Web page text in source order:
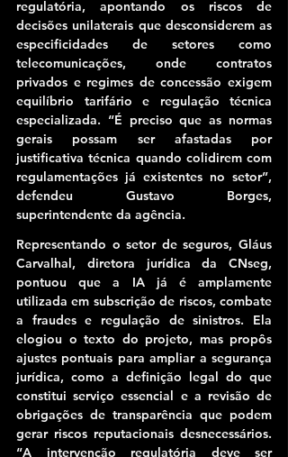
regulatória, apontando os riscos de
decisões unilaterais que desconsiderem as
especificidades de setores como
telecomunicações, onde contratos
privados e regimes de concessão exigem
equilíbrio tarifário e regulação técnica
especializada. “É preciso que as normas
gerais possam ser afastadas por
justificativa técnica quando colidirem com
regulamentações já existentes no setor”,
defendeu Gustavo Borges,
superintendente da agência.
Representando o setor de seguros, Gláus
Carvalhal, diretora jurídica da CNseg,
pontuou que a IA já é amplamente
utilizada em subscrição de riscos, combate
a fraudes e regulação de sinistros. Ela
elogiou o texto do projeto, mas propôs
ajustes pontuais para ampliar a segurança
jurídica, como a definição legal do que
constitui serviço essencial e a revisão de
obrigações de transparência que podem
gerar riscos reputacionais desnecessários.
“A intervenção regulatória deve ser